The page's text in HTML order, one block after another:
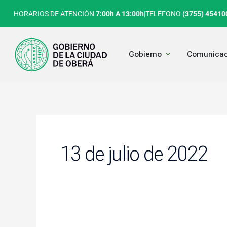
HORARIOS DE ATENCIÓN 7:00h A 13:00h|TELÉFONO (3755)
Gobierno Open Gobierno
13 de julio de 2022